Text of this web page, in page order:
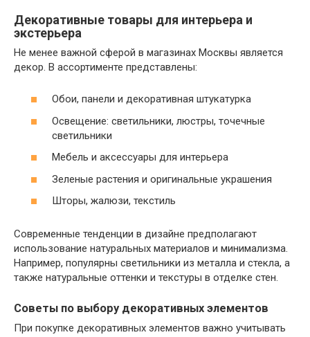
Декоративные товары для интерьера и
экстерьера
Не менее важной сферой в магазинах Москвы является
декор. В ассортименте представлены:
Обои, панели и декоративная штукатурка
Освещение: светильники, люстры, точечные
светильники
Мебель и аксессуары для интерьера
Зеленые растения и оригинальные украшения
Шторы, жалюзи, текстиль
Современные тенденции в дизайне предполагают
использование натуральных материалов и минимализма.
Например, популярны светильники из металла и стекла, а
также натуральные оттенки и текстуры в отделке стен.
Советы по выбору декоративных элементов
При покупке декоративных элементов важно учитывать